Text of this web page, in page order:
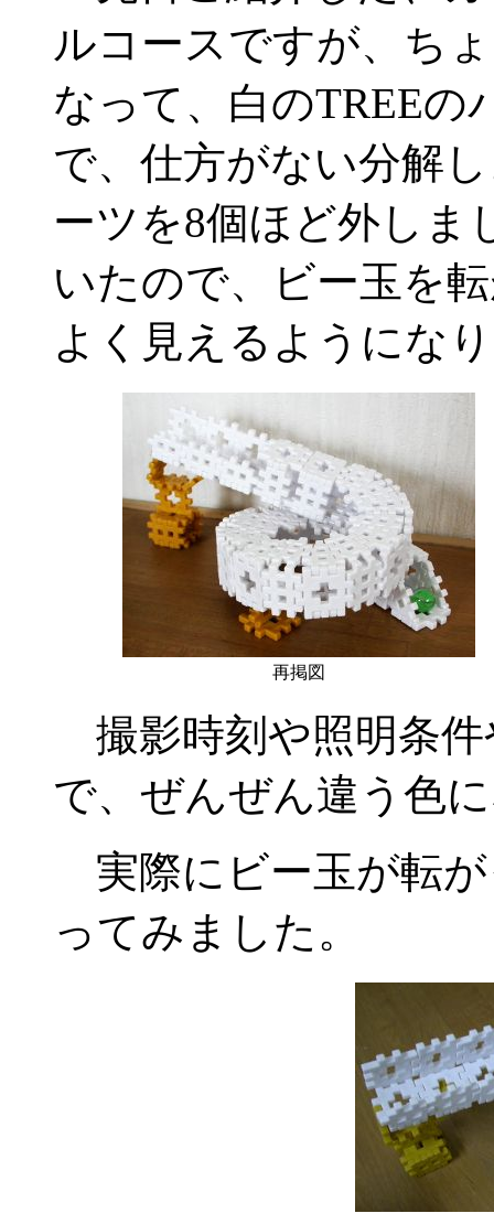
ルコースですが、ち
なって、白のTREEの
で、仕方がない分解
ーツを8個ほど外しま
いたので、ビー玉を
よく見えるようにな
再掲図
撮影時刻や照明条
で、ぜんぜん違う色
実際にビー玉が転
ってみました。